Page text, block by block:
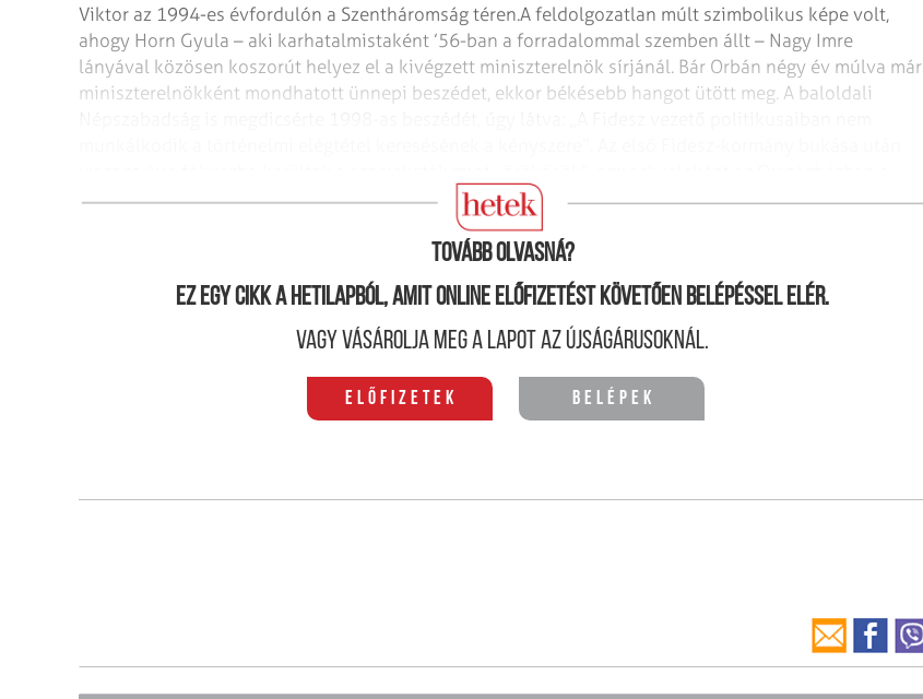
Viktor az 1994-es évfordulón a Szentháromság téren.A feldolgozatlan múlt szimbolikus képe volt,
ahogy Horn Gyula – aki karhatalmistaként ’56-ban a forradalommal szemben állt – Nagy Imre
lányával közösen koszorút helyez el a kivégzett miniszterelnök sírjánál. Bár Orbán négy év múlva már
miniszterelnökként mondhatott ünnepi beszédet, ekkor békésebb hangot ütött meg. A baloldali
parlamenti patkó fele üresen maradt a hivatalos ünnepi megemlékezésen.
Tovább olvasná?
Ez egy cikk a hetilapból, amit online előfizetést követően belépéssel elér.
Vagy vásárolja meg a lapot az újságárusoknál.
Előfizetek Belépek